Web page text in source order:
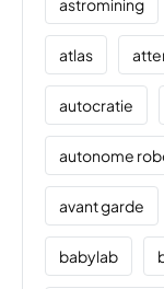
astromining
atlas
autocratie
autonome
avant garde
babylab